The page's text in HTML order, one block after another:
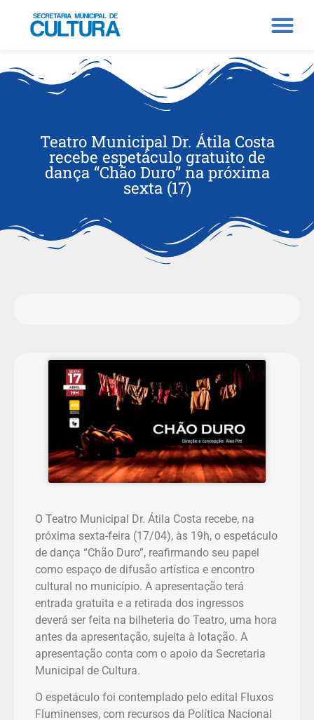
Teatro Municipal Dr. Átila Costa
recebe espetáculo gratuito de
dança “Chão Duro” na próxima
sexta (17)
O Teatro Municipal Dr. Átila Costa recebe, na
próxima sexta-feira (17/04), às 19h, o espetáculo
de dança “Chão Duro”, reafirmando seu papel
como espaço de difusão artística e encontro
cultural no município. A apresentação terá
entrada gratuita e a retirada dos ingressos
deverá ser feita na bilheteria do Teatro, uma hora
antes da apresentação, sujeita à lotação. A
apresentação conta com o apoio da Secretaria
Municipal de Cultura.
O espetáculo foi contemplado pelo edital Fluxos
Fluminenses, com recursos da Política Nacional